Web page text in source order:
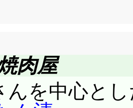
肉屋
んを中心と